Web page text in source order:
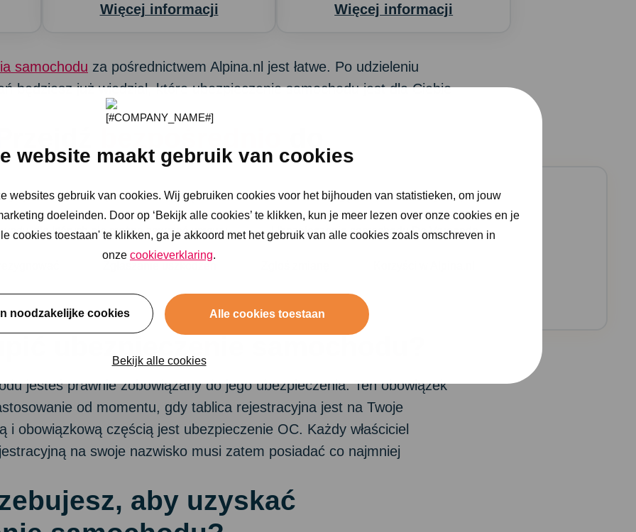
website maakt gebruik van cookies
websites gebruik van cookies. Wij gebruiken cookies voor het bijhouden van statistieken, om jouw
doeleinden. Door op ‘Bekijk alle cookies’ te klikken, kun je meer lezen over onze cookies en je
cookies toestaan' te klikken, ga je akkoord met het gebruik van alle cookies zoals omschreven in
onze cookieverklaring.
noodzakelijke cookies Alle cookies toestaan
Bekijk alle cookies
Więcej informacji Więcej informacji
samochodu za pośrednictwem Alpina.nl jest łatwe. Po udzieleniu
będziesz już wiedział, które ubezpieczenie samochodu jest dla Ciebie
potrzebujesz, aby zawrzeć umowę Na co zwracać uwagę Jak długo to potrwa?
dla których nie można zawrzeć umowy Ubezpieczenie samochodu De Vereende
jesteś prawnie zobowiązany do jego ubezpieczenia. Ten obowiązek
od momentu, gdy tablica rejestracyjna jest na Twoje
i obowiązkową częścią jest ubezpieczenie OC. Każdy właściciel
na swoje nazwisko musi zatem posiadać co najmniej
aby uzyskać